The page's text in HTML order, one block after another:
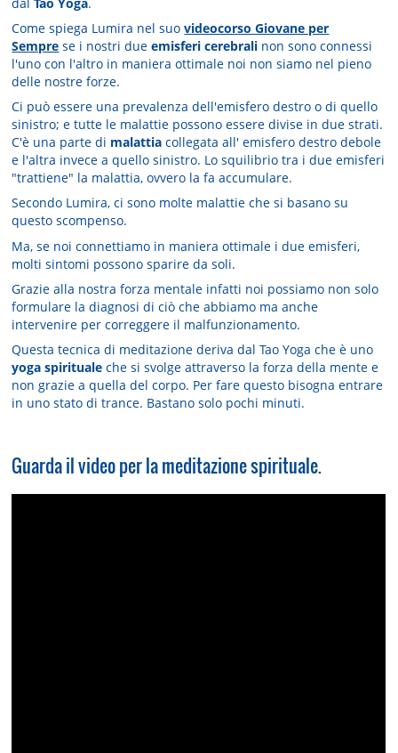
Come spiega Lumira nel suovideocorso Giovane per
Sempre se i nostri dueemisferi cerebrali non sono connessi
l'uno con l'altro in maniera ottimale noi non siamo nel pieno
delle nostre forze.
Ci può essere una prevalenza dell'emisfero destro o di quello
sinistro; e tutte le malattie possono essere divise in due strati.
C'è una parte di malattia collegata all' emisfero destro debole
e l'altra invece a quello sinistro. Lo squilibrio tra i due emisferi
"trattiene" la malattia, ovvero la fa accumulare.
Secondo Lumira, ci sono molte malattie che si basano su
questo scompenso.
Ma, se noi connettiamo in maniera ottimale i due emisferi,
molti sintomi possono sparire da soli.
Grazie alla nostra forza mentale infatti noi possiamo non solo
formulare la diagnosi di ciò che abbiamo ma anche
intervenire per correggere il malfunzionamento.
Questa tecnica di meditazione deriva dal Tao Yoga che è uno
yoga spirituale che si svolge attraverso la forza della mente e
non grazie a quella del corpo. Per fare questo bisogna entrare
in uno stato di trance. Bastano solo pochi minuti.
Guarda il video per la meditazione spirituale.